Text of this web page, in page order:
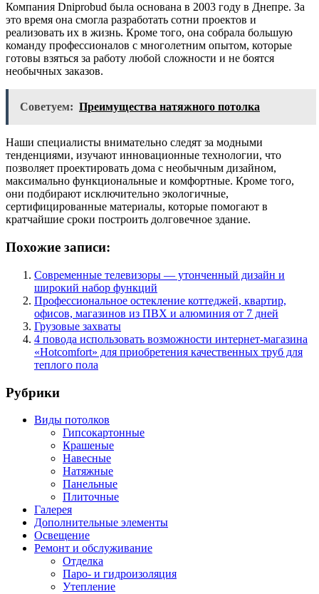
Компания Dniprobud была основана в 2003 году в Днепре. За
это время она смогла разработать сотни проектов и
реализовать их в жизнь. Кроме того, она собрала большую
команду профессионалов с многолетним опытом, которые
готовы взяться за работу любой сложности и не боятся
необычных заказов.
Советуем: Преимущества натяжного потолка
Наши специалисты внимательно следят за модными
тенденциями, изучают инновационные технологии, что
позволяет проектировать дома с необычным дизайном,
максимально функциональные и комфортные. Кроме того,
они подбирают исключительно экологичные,
сертифицированные материалы, которые помогают в
кратчайшие сроки построить долговечное здание.
Похожие записи:
Современные телевизоры — утонченный дизайн и
широкий набор функций
Профессиональное остекление коттеджей, квартир,
офисов, магазинов из ПВХ и алюминия от 7 дней
Грузовые захваты
4 повода использовать возможности интернет-магазина
«Hotcomfort» для приобретения качественных труб для
теплого пола
Рубрики
Виды потолков
Гипсокартонные
Крашеные
Навесные
Натяжные
Панельные
Плиточные
Галерея
Дополнительные элементы
Освещение
Ремонт и обслуживание
Отделка
Паро- и гидроизоляция
Утепление